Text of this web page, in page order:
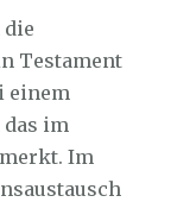
die
Testament
einem
im
Im